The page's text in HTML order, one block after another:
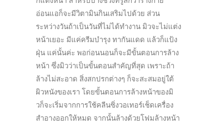
อ่อนแอก็จะมีวิตามินกินเสริมไปด้วย ส่วน
ระหว่างวันถ้าเป็นวันที่ไม่ได้ทำงาน มิวจะไม่แต่ง
หน้าเยอะ มีแค่ครีมบำรุง ทากันแดด แล้วก็แป้ง
ฝุ่น แค่นั้นค่ะ พอก่อนนอนก็จะมีขั้นตอนการล้าง
หน้า ซึ่งมิวว่าเป็นขั้นตอนสำคัญที่สุด เพราะถ้า
ล้างไม่สะอาด สิ่งสกปรกต่างๆ ก็จะสะสมอยู่ใต้
ผิวหนังของเรา โดยขั้นตอนการล้างหน้าของมิ
วก็จะเริ่มจากการใช้คลีนซิ่งวอเทอร์เช็ดเครื่อง
สำอางออกให้หมด จากนั้นล้างด้วยโฟมล้างหน้า